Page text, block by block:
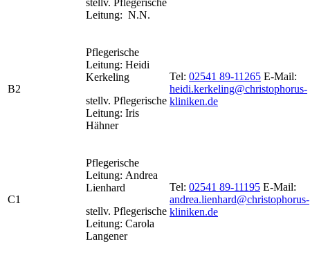
Leitung: N.N.
B2
Pflegerische
Leitung: Heidi
Kerkeling
stellv. Pflegerische
Leitung: Iris
Hähner
Tel: 02541 89-11265 E-Mail:
heidi.kerkeling@christophorus-
kliniken.de
C1
Pflegerische
Leitung: Andrea
Lienhard
stellv. Pflegerische
Leitung: Carola
Langener
Tel: 02541 89-11195 E-Mail:
andrea.lienhard@christophorus-
kliniken.de